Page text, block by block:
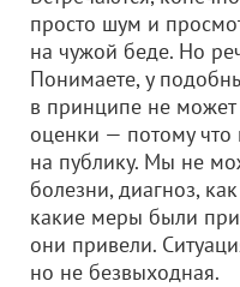
просто шум и
на чужой беде. Но
Понимаете, у
в принципе не может
оценки — потому что
на публику. Мы не
болезни, диагноз,
какие меры были
они привели.
но не безвыходная.